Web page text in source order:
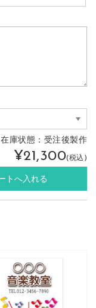
在庫状態： 受注後製作
¥21,300(税込)